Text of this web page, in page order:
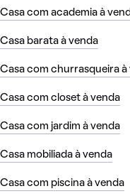
Casa com academia à
Casa barata à venda
Casa com churrasqueira à
Casa com closet à venda
Casa com jardim à venda
Casa mobiliada à venda
Casa com piscina à venda